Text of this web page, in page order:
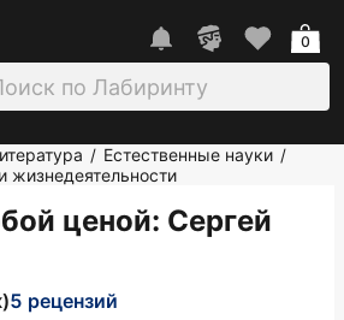
0
/ Естественные науки /
жизнедеятельности
ценой: Сергей
5 рецензий